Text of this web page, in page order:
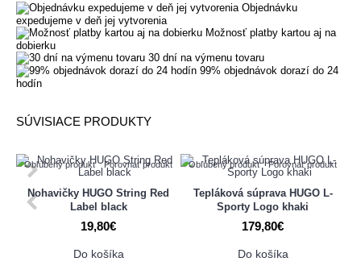
Objednávku
expedujeme v deň jej vytvorenia
Možnosť platby kartou aj na
dobierku
30 dní na výmenu tovaru
99% objednávok dorazí do 24
hodín
SÚVISIACE PRODUKTY
Obľúbený produkt Porovnať produkt
Nohavičky HUGO String Red
Label black
19,80€
Do košíka
Obľúbený produkt Porovnať produkt
Tepláková súprava HUGO L-
Sporty Logo khaki
179,80€
Do košíka